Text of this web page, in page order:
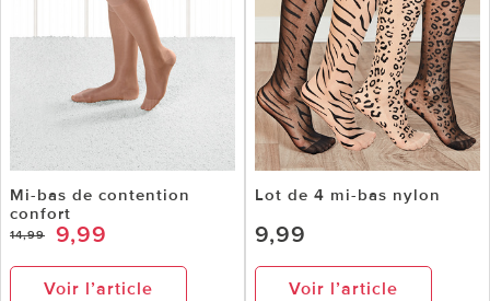
Mi-bas de contention
confort
14,99 9,99
Voir l’article
Lot de 4 mi-bas nylon
9,99
Voir l’article